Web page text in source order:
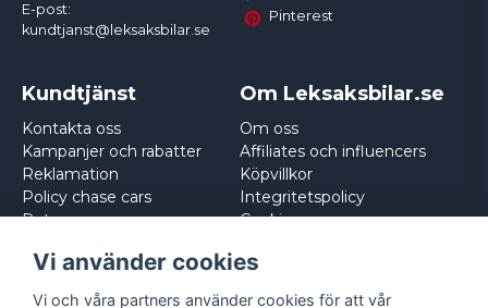
E-post:
kundtjanst@leksaksbilar.se
Pinterest
Kundtjänst
Kontakta oss
Kampanjer och rabatter
Reklamation
Policy chase cars
Returnera
Om Leksaksbilar.se
Om oss
Affiliates och influencers
Köpvillkor
Integritetspolicy
Cookies
Vi använder cookies
Vi och våra partners använder cookies för att vår